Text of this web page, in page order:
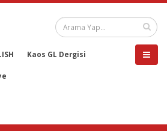
Kaos GL Dergisi